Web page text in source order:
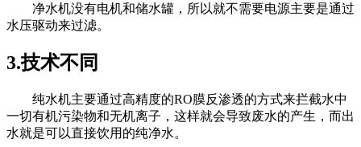
净水机没有电机和储水罐，所以就不需要电源主要是通过
水压驱动来过滤。
3.技术不同
纯水机主要通过高精度的RO膜反渗透的方式来拦截水中
一切有机污染物和无机离子，这样就会导致废水的产生，而出
水就是可以直接饮用的纯净水。